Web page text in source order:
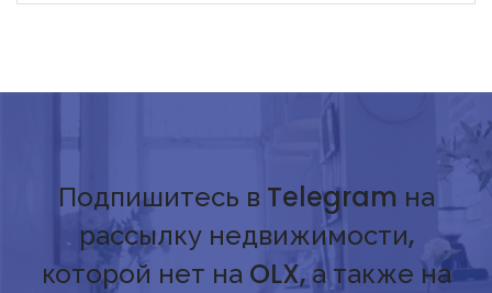
Подпишитесь в Telegram на
рассылку недвижимости,
которой нет на OLX, а также на